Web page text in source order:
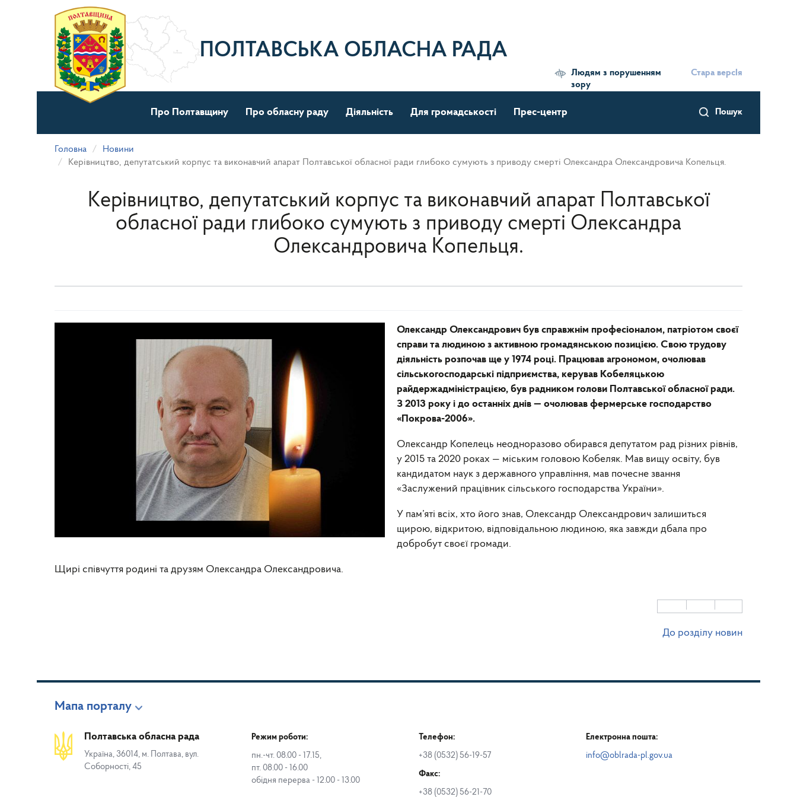
матеріалу
ПОЛТАВСЬКА ОБЛАСНА РАДА
Людям з порушенням
зору
Стара версІя
Пошук
Про Полтавщину Про обласну раду Діяльність Для громадськості Прес-центр
Головна
Новини
Керівництво, депутатський корпус та виконавчий апарат Полтавської обласної ради глибоко сумують з приводу смерті Олександра Олександровича Копельця.
Керівництво, депутатський корпус та виконавчий апарат Полтавської
обласної ради глибоко сумують з приводу смерті Олександра
Олександровича Копельця.
Олександр Олександрович був справжнім професіоналом, патріотом своєї
справи та людиною з активною громадянською позицією. Свою трудову
діяльність розпочав ще у 1974 році. Працював агрономом, очолював
сільськогосподарські підприємства, керував Кобеляцькою
райдержадміністрацією, був радником голови Полтавської обласної ради.
З 2013 року і до останніх днів — очолював фермерське господарство
«Покрова-2006».
Олександр Копелець неодноразово обирався депутатом рад різних рівнів,
у 2015 та 2020 роках — міським головою Кобеляк. Мав вищу освіту, був
кандидатом наук з державного управління, мав почесне звання
«Заслужений працівник сільського господарства України».
У пам’яті всіх, хто його знав, Олександр Олександрович залишиться
щирою, відкритою, відповідальною людиною, яка завжди дбала про
добробут своєї громади.
Щирі співчуття родині та друзям Олександра Олександровича.
До розділу новин
Мапа порталу
Полтавська обласна рада
Україна, 36014, м. Полтава, вул.
Соборності, 45
Режим роботи:
пн.-чт. 08.00 - 17.15,
пт. 08.00 - 16.00
обідня перерва - 12.00 - 13.00
Телефон:
+38 (0532) 56-19-57
Факс:
+38 (0532) 56-21-70
Електронна пошта:
info@oblrada-pl.gov.ua